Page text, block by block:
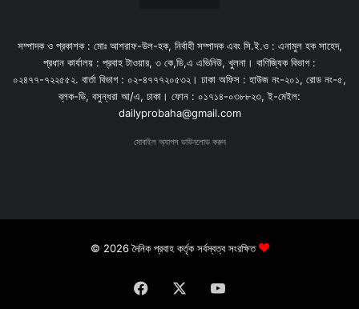
সম্পাদক ও প্রকাশক : মোঃ আশরাফ-উল-হক, নির্বাহী সম্পাদক এবং সি.ই.ও : এনামুল হক সাহেদ,
প্রধান কার্যালয় : প্রবাহ টাওয়ার, ৩ কে,ডি,এ এভিনিউ, খুলনা। বাণিজ্যিক বিভাগ :
০২৪৭৭-৭২২৫৫২. বার্তা বিভাগ : ০২-৪৭৭৭২০৫৩২। ঢাকা অফিস : হাউজ নং-২০১, রোড নং-৫,
ব্লক-ডি, বসুন্ধরা আ/এ, ঢাকা। ফোন : ০১৭১৪-০৩৮৮২৩, ই-মেইল:
dailyprobaha@gmail.com
মোবাইল অ্যাপস ডাউনলোড করুন
© 2026 দৈনিক প্রবাহ কর্তৃক সর্বস্বত্ব সংরক্ষিত
Facebook